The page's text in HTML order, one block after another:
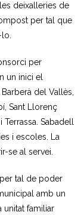
deixalleries de
per tal que
per
un inici el
del Vallès,
Sant Llorenç
Sabadell
i escoles. La
se al servei.
tal de poder
amb un
unitat familiar